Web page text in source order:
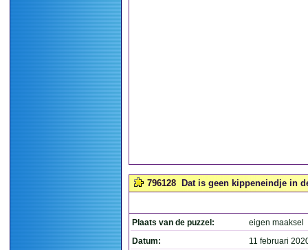
796128 Dat is geen kippeneindje in
Plaats van de puzzel:
eigen maaksel
Datum:
11 februari